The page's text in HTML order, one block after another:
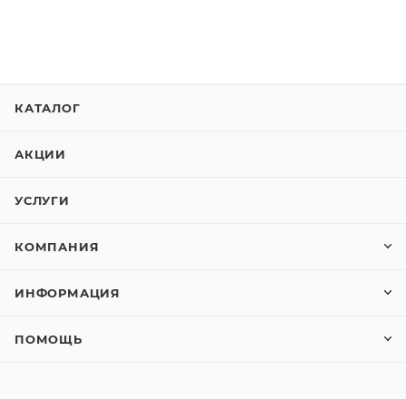
КАТАЛОГ
АКЦИИ
УСЛУГИ
КОМПАНИЯ
ИНФОРМАЦИЯ
ПОМОЩЬ